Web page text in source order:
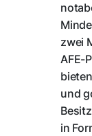
zwei
AFE-
und
in